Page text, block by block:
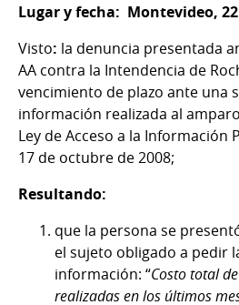
Lugar y fecha: Montevideo,
Visto: la denuncia presentada
AA contra la Intendencia de
vencimiento de plazo ante una
información realizada al
Ley de Acceso a la Información
17 de octubre de 2008;
Resultando:
que la persona se
el sujeto obligado a pedir
información: “Costo total
realizadas en los últimos